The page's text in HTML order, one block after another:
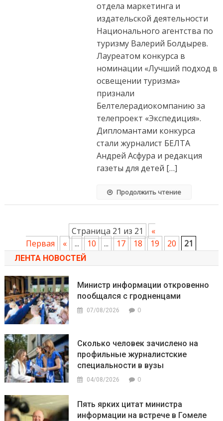
отдела маркетинга и
издательской деятельности
Национального агентства по
туризму Валерий Болдырев.
Лауреатом конкурса в
номинации «Лучший подход в
освещении туризма»
признали
Белтелерадиокомпанию за
телепроект «Экспедиция».
Дипломантами конкурса
стали журналист БЕЛТА
Андрей Асфура и редакция
газеты для детей […]
Продолжить чтение
Страница 21 из 21
«
Первая
« ... 10 ... 17 18 19 20 21
ЛЕНТА НОВОСТЕЙ
Министр информации откровенно
пообщался с гродненцами
07/08/2026 0
Сколько человек зачислено на
профильные журналистские
специальности в вузы
04/08/2026 0
Пять ярких цитат министра
информации на встрече в Гомеле